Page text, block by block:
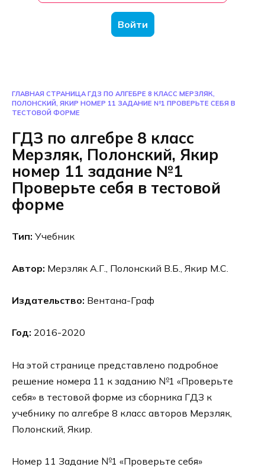
Войти
ГЛАВНАЯ СТРАНИЦА ГДЗ ПО АЛГЕБРЕ 8 КЛАСС МЕРЗЛЯК,
ПОЛОНСКИЙ, ЯКИР НОМЕР 11 ЗАДАНИЕ №1 ПРОВЕРЬТЕ СЕБЯ В
ТЕСТОВОЙ ФОРМЕ
ГДЗ по алгебре 8 класс
Мерзляк, Полонский, Якир
номер 11 задание №1
Проверьте себя в тестовой
форме
Тип: Учебник
Автор: Мерзляк А.Г., Полонский В.Б., Якир М.С.
Издательство: Вентана-Граф
Год: 2016-2020
На этой странице представлено подробное
решение номера 11 к заданию №1 «Проверьте
себя» в тестовой форме из сборника ГДЗ к
учебнику по алгебре 8 класс авторов Мерзляк,
Полонский, Якир.
Номер 11 Задание №1 «Проверьте себя»